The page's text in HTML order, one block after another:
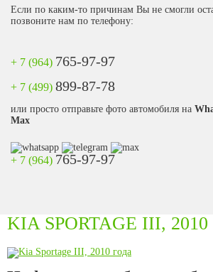
Если по каким-то причинам Вы не смогли
позвоните нам по телефону:
+ 7 (964) 765-97-97
+ 7 (499) 899-87-78
или просто отправьте фото автомобиля на
Max
+ 7 (964) 765-97-97
KIA SPORTAGE III,